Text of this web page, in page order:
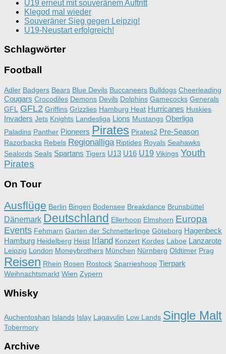
U19 erneut mit souveränem Auftritt
Klegod mal wieder
Souveräner Sieg gegen Leipzig!
U19-Neustart erfolgreich!
Schlagwörter
Football
Adler Badgers Bears Blue Devils Buccaneers Bulldogs Cheerleading
Cougars Crocodiles Demons Devils Dolphins Gamecocks Generals
GFL
GFL2 Griffins Grizzlies Hamburg Heat Hurricanes Huskies
Invaders Jets Knights Landesliga Lions Mustangs Oberliga
Paladins Panther Pioneers Pirates Pirates2 Pre-Season
Razorbacks Rebels Regionalliga Riptides Royals Seahawks
Sealords Seals Spartans Tigers U13 U16 U19 Vikings Youth
Pirates
On Tour
Ausflüge Berlin Bingen Bodensee Breakdance Brunsbüttel
Dänemark Deutschland Ellerhoop Elmshorn Europa
Events Fehmarn Garten der Schmetterlinge Göteborg Hagenbeck
Hamburg Heidelberg Heist Irland Konzert Kordes Laboe Lanzarote
Leipzig London Moneybrothers München Nürnberg Oldtimer Prag
Reisen Rhein Rosen Rostock Sparrieshoop Tierpark
Weihnachtsmarkt Wien Zypern
Whisky
Auchentoshan Islands Islay Lagavulin Low Lands Single Malt
Tobermory
Archive